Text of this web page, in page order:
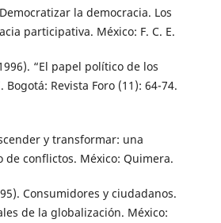
Democratizar la democracia. Los
participativa. México: F. C. E.
“El papel político de los
Bogotá: Revista Foro (11): 64-74.
y transformar: una
conflictos. México: Quimera.
Consumidores y ciudadanos.
de la globalización. México: